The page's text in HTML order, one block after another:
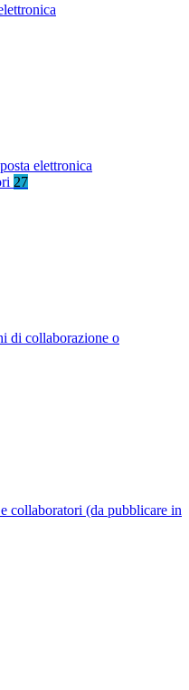
elettronica
27
di collaborazione o
collaboratori (da pubblicare in